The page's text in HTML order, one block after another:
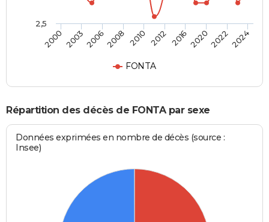
FONTA
2000 200320062008 2010 2012 2016202020222024
2,5
Répartition des décès de FONTA par sexe
Données exprimées en nombre de décès (source :
Insee)